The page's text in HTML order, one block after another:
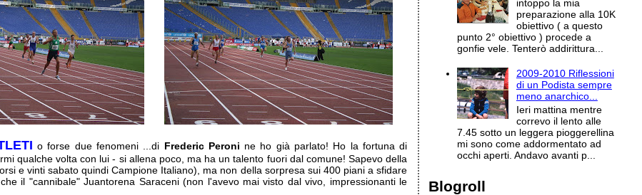
o forse due fenomeni ...di Frederic Peroni ne ho già parlato! Ho la fortuna di
qualche volta con lui - si allena poco, ma ha un talento fuori dal comune! Sapevo della
e vinti sabato quindi Campione Italiano), ma non della sorpresa sui 400 piani a sfidare
il "cannibale" Juantorena Saraceni (non l'avevo mai visto dal vivo, impressionanti le
intoppo la mia
preparazione alla 10K
obiettivo ( a questo
punto 2° obiettivo ) procede a
gonfie vele. Tenterò addirittura...
2009-2010 Riflessioni
di un Podista sempre
meno anarchico...
Ieri mattina mentre
correvo il lento alle
7.45 sotto un leggera pioggerellina
mi sono come addormentato ad
occhi aperti. Andavo avanti p...
Blogroll